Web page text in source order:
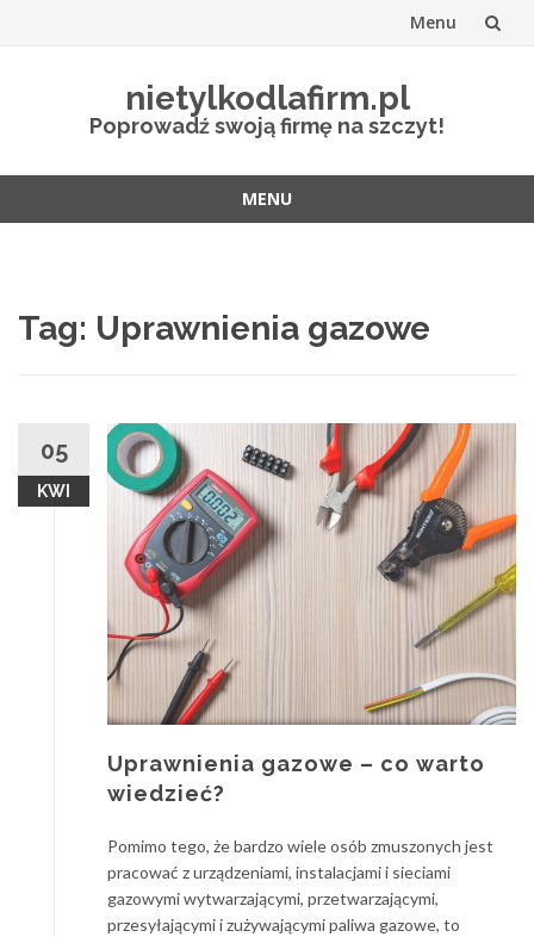
Menu
nietylkodlafirm.pl
Poprowadź swoją firmę na szczyt!
MENU
Tag: Uprawnienia gazowe
05
KWI
Uprawnienia gazowe – co warto
wiedzieć?
Pomimo tego, że bardzo wiele osób zmuszonych jest
pracować z urządzeniami, instalacjami i sieciami
gazowymi wytwarzającymi, przetwarzającymi,
przesyłającymi i zużywającymi paliwa gazowe, to